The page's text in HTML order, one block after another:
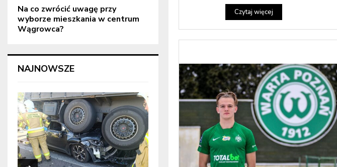
Czytaj więcej
Na co zwrócić uwagę przy
wyborze mieszkania w centrum
Wągrowca?
NAJNOWSZE